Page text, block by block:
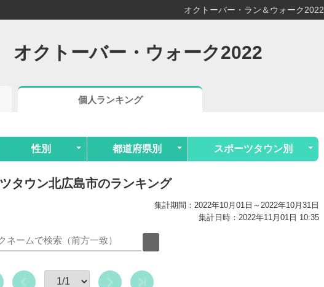
オクトーバー・ラン＆ウォーク2022
オクトーバー・ウォーク2022
個人ランキング
性別 都道府県別 スポーツタウン別
タウン北広島市のランキング
集計期間：2022年10月01日～2022年10月31日
集計日時：2022年11月01日 10:35